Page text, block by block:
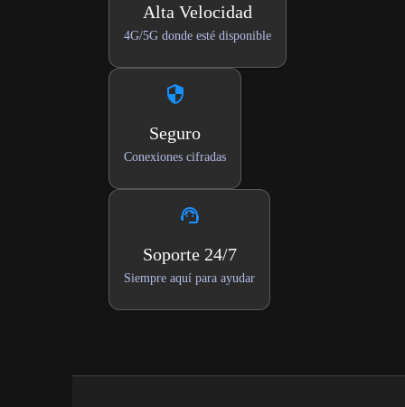
Alta Velocidad
4G/5G donde esté disponible
Seguro
Conexiones cifradas
Soporte 24/7
Siempre aquí para ayudar